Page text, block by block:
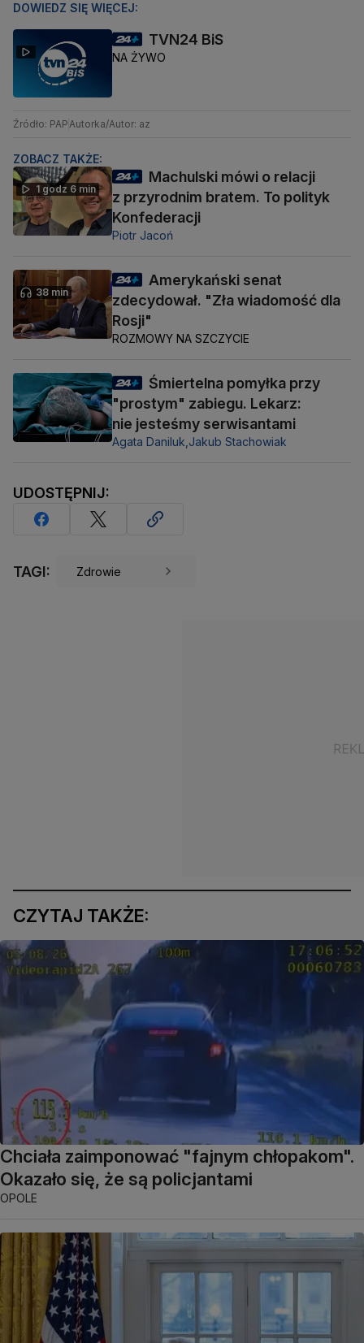
DOWIEDZ SIĘ WIĘCEJ:
TVN24 BiS
NA ŻYWO
Źródło: PAPAutorka/Autor: az
ZOBACZ TAKŻE:
1 godz 6 min
Machulski mówi o relacji
z przyrodnim bratem. To polityk
Konfederacji
Piotr Jacoń
38 min
Amerykański senat
zdecydował. "Zła wiadomość dla
Rosji"
ROZMOWY NA SZCZYCIE
Śmiertelna pomyłka przy
"prostym" zabiegu. Lekarz:
nie jesteśmy serwisantami
Agata Daniluk,Jakub Stachowiak
UDOSTĘPNIJ:
TAGI: Zdrowie
CZYTAJ TAKŻE:
Chciała zaimponować "fajnym chłopakom".
Okazało się, że są policjantami
OPOLE